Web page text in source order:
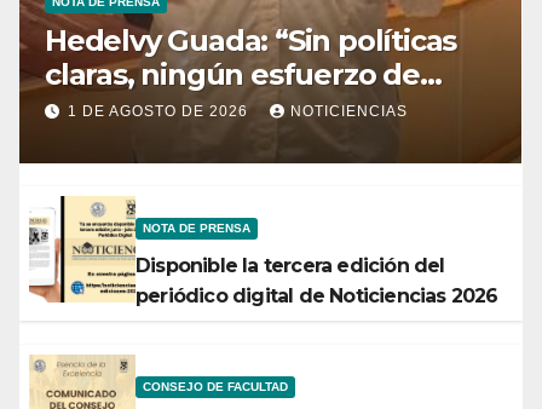
Hedelvy Guada: “Sin políticas
claras, ningún esfuerzo de
conservación rendirá frutos”
1 DE AGOSTO DE 2026 NOTICIENCIAS
NOTA DE PRENSA
Disponible la tercera edición del
periódico digital de Noticiencias 2026
CONSEJO DE FACULTAD